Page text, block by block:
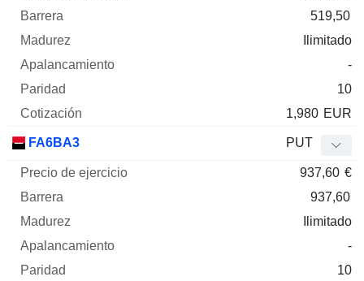
519,50
Ilimitado
-
10
1,980 EUR
FA6BA3 PUT
937,60 €
937,60
Ilimitado
-
10